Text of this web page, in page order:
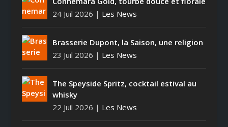
24 Juil 2026 | Les News
Brasserie Dupont, la Saison, une religion
23 Juil 2026 | Les News
The Speyside Spritz, cocktail estival au
whisky
22 Juil 2026 | Les News